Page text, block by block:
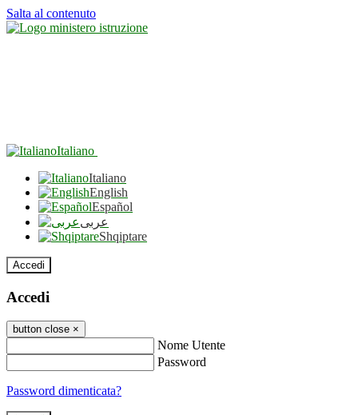
Salta al contenuto
Italiano
Italiano
English
Español
عربى
Shqiptare
Accedi
Accedi
button close ×
Nome Utente
Password
Password dimenticata?